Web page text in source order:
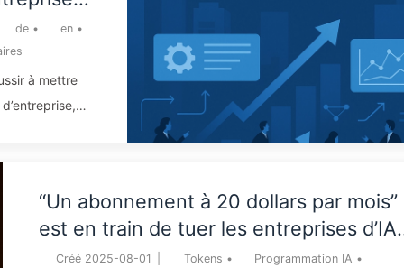
payent pour des déficits de mémoire. Élargir le contexte de
manière aveugle amplifie seulement le bruit et les surfaces
d’attaque ;...
de • en •
à mettre
des
des
malgré
encore à
“Un abonnement à 20 dollars par mois”
est en train de tuer les entreprises d’IA.
La baisse des prix des Tokens est une
Créé 2025-08-01 Tokens • Programmation IA •